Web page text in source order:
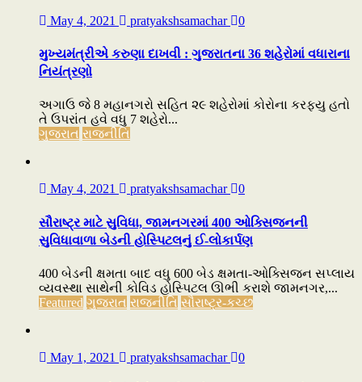
May 4, 2021 pratyakshsamachar 0
મુખ્યમંત્રીએ કરુણા દાખવી : ગુજરાતના 36 શહેરોમાં વધારાના
નિયંત્રણો
અગાઉ જે 8 મહાનગરો સહિત ૨૯ શહેરોમાં કોરોના કરફ્યુ હતો
તે ઉપરાંત હવે વધુ 7 શહેરો...
ગુજરાત રાજનીતિ
May 4, 2021 pratyakshsamachar 0
સૌરાષ્ટ્ર માટે સુવિધા, જામનગરમાં 400 ઓક્સિજનની
સુવિધાવાળા બેડની હોસ્પિટલનું ઈ-લોકાર્પણ
400 બેડની ક્ષમતા બાદ વધુ 600 બેડ ક્ષમતા-ઓક્સિજન સપ્લાય
વ્યવસ્થા સાથેની કોવિડ હોસ્પિટલ ઊભી કરાશે જામનગર,...
Featured ગુજરાત રાજનીતિ સૌરાષ્ટ્ર-કચ્છ
May 1, 2021 pratyakshsamachar 0